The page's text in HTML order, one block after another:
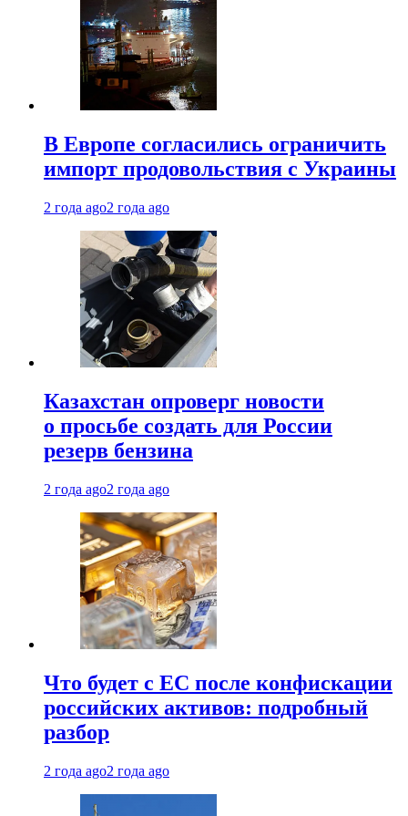
В Европе согласились ограничить
импорт продовольствия с Украины
2 года ago2 года ago
Казахстан опроверг новости
о просьбе создать для России
резерв бензина
2 года ago2 года ago
Что будет с ЕС после конфискации
российских активов: подробный
разбор
2 года ago2 года ago